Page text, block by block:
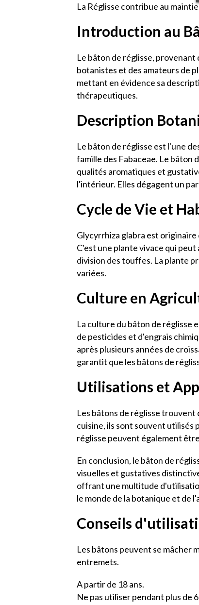
La Réglisse contribue au
Introduction au
Le bâton de réglisse,
botanistes et des amateurs de
mettant en évidence sa
thérapeutiques.
Description
Le bâton de réglisse est l'une
famille des Fabaceae. Le bâton
qualités aromatiques et
l'intérieur. Elles dégagent un
Cycle de Vie et
Glycyrrhiza glabra est
C'est une plante vivace qui
division des touffes. La plante
variées.
Culture en
La culture du bâton de réglisse
de pesticides et d'engrais
après plusieurs années de
garantit que les bâtons de
Utilisations et
Les bâtons de réglisse
cuisine, ils sont souvent utilisés
réglisse peuvent également
En conclusion, le bâton de
visuelles et gustatives
offrant une multitude
le monde de la botanique et de
Conseils
Les bâtons peuvent se mâcher
entremets.
A partir de 18 ans.
Ne pas utiliser pendant plus de